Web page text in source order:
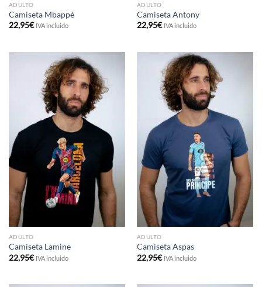
ADULTO
Camiseta Mbappé
22,95€ IVA incluido
ADULTO
Camiseta Antony
22,95€ IVA incluido
ADULTO
Camiseta Lamine
22,95€ IVA incluido
ADULTO
Camiseta Aspas
22,95€ IVA incluido